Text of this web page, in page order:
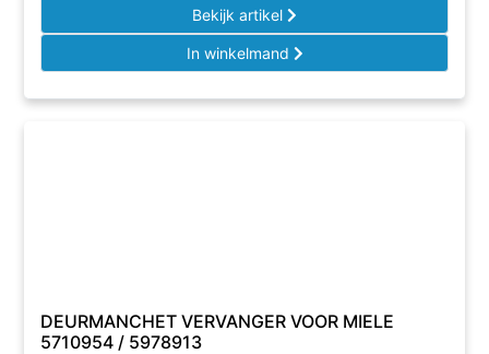
Bekijk artikel
In winkelmand
DEURMANCHET VERVANGER VOOR MIELE
5710954 / 5978913